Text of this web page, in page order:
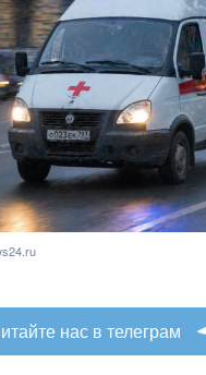
нас в телеграм